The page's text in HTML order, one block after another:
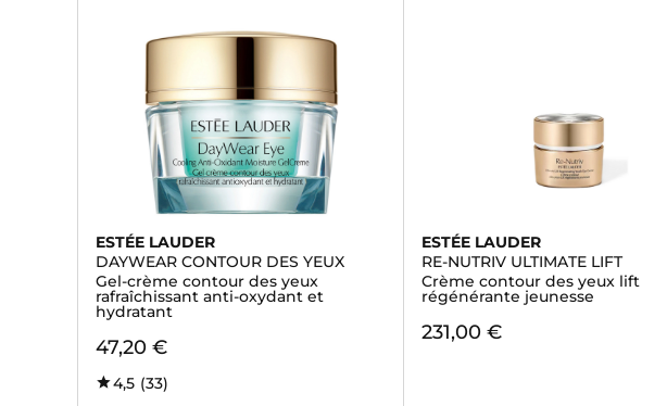
ESTÉE LAUDER
DAYWEAR CONTOUR DES YEUX
Gel-crème contour des yeux
rafraîchissant anti-oxydant et
hydratant
47,20 €
4,5 (33)
ESTÉE LAUDER
RE-NUTRIV ULTIMATE LIFT
Crème contour des yeux lift
régénérante jeunesse
231,00 €